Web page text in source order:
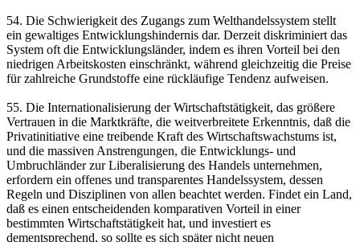
54. Die Schwierigkeit des Zugangs zum Welthandelssystem stellt
ein gewaltiges Entwicklungshindernis dar. Derzeit diskriminiert das
System oft die Entwicklungsländer, indem es ihren Vorteil bei den
niedrigen Arbeitskosten einschränkt, während gleichzeitig die Preise
für zahlreiche Grundstoffe eine rückläufige Tendenz aufweisen.
55. Die Internationalisierung der Wirtschaftstätigkeit, das größere
Vertrauen in die Marktkräfte, die weitverbreitete Erkenntnis, daß die
Privatinitiative eine treibende Kraft des Wirtschaftswachstums ist,
und die massiven Anstrengungen, die Entwicklungs- und
Umbruchländer zur Liberalisierung des Handels unternehmen,
erfordern ein offenes und transparentes Handelssystem, dessen
Regeln und Disziplinen von allen beachtet werden. Findet ein Land,
daß es einen entscheidenden komparativen Vorteil in einer
bestimmten Wirtschaftstätigkeit hat, und investiert es
dementsprechend, so sollte es sich später nicht neuen